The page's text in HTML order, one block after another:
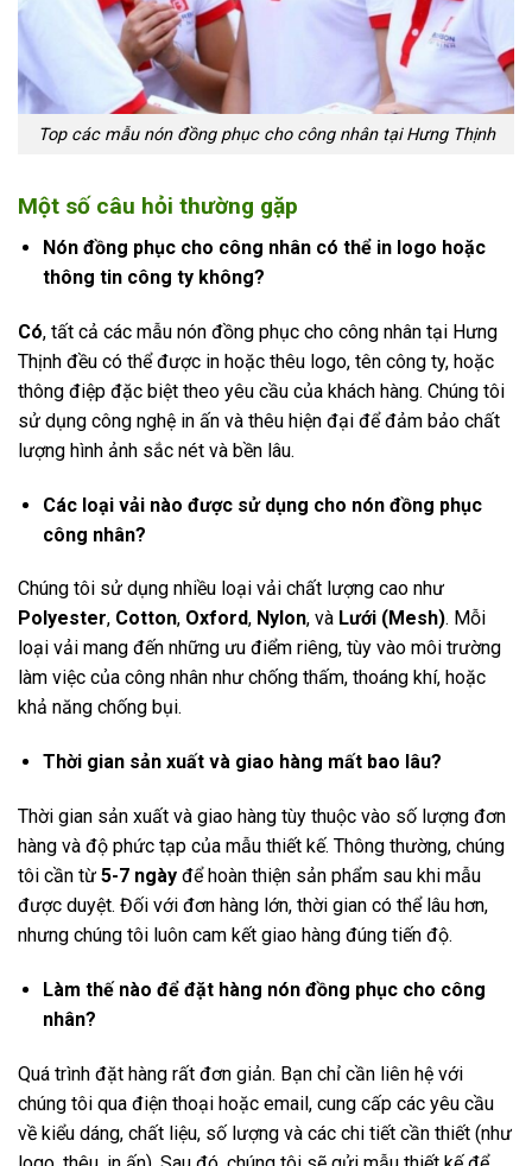
Top các mẫu nón đồng phục cho công nhân tại Hưng Thịnh
Một số câu hỏi thường gặp
Nón đồng phục cho công nhân có thể in logo hoặc
thông tin công ty không?
Có, tất cả các mẫu nón đồng phục cho công nhân tại Hưng
Thịnh đều có thể được in hoặc thêu logo, tên công ty, hoặc
thông điệp đặc biệt theo yêu cầu của khách hàng. Chúng tôi
sử dụng công nghệ in ấn và thêu hiện đại để đảm bảo chất
lượng hình ảnh sắc nét và bền lâu.
Các loại vải nào được sử dụng cho nón đồng phục
công nhân?
Chúng tôi sử dụng nhiều loại vải chất lượng cao như
Polyester, Cotton, Oxford, Nylon, và Lưới (Mesh). Mỗi
loại vải mang đến những ưu điểm riêng, tùy vào môi trường
làm việc của công nhân như chống thấm, thoáng khí, hoặc
khả năng chống bụi.
Thời gian sản xuất và giao hàng mất bao lâu?
Thời gian sản xuất và giao hàng tùy thuộc vào số lượng đơn
hàng và độ phức tạp của mẫu thiết kế. Thông thường, chúng
tôi cần từ 5-7 ngày để hoàn thiện sản phẩm sau khi mẫu
được duyệt. Đối với đơn hàng lớn, thời gian có thể lâu hơn,
nhưng chúng tôi luôn cam kết giao hàng đúng tiến độ.
Làm thế nào để đặt hàng nón đồng phục cho công
nhân?
Quá trình đặt hàng rất đơn giản. Bạn chỉ cần liên hệ với
chúng tôi qua điện thoại hoặc email, cung cấp các yêu cầu
về kiểu dáng, chất liệu, số lượng và các chi tiết cần thiết (như